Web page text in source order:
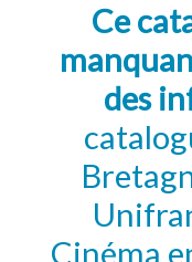
Ce
des
Cinéma